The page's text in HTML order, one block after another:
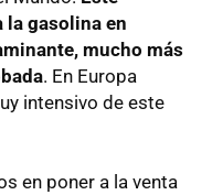
la gasolina en
mucho más
. En Europa
intensivo de este
en poner a la venta